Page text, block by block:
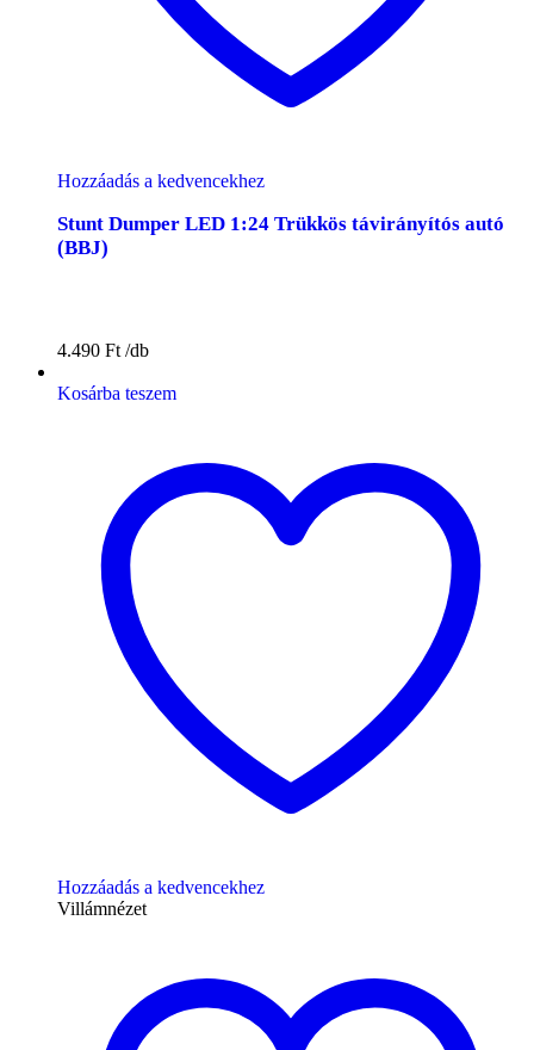
Hozzáadás a kedvencekhez
Stunt Dumper LED 1:24 Trükkös távirányítós autó
(BBJ)
4.490 Ft
Kosárba teszem
Hozzáadás a kedvencekhez
Villámnézet